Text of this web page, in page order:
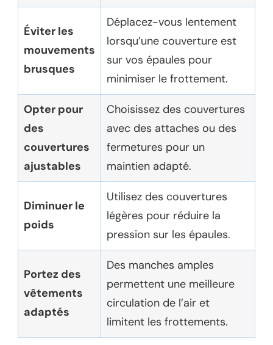
Éviter les
mouvements
brusques
Déplacez-vous lentement
lorsqu’une couverture est
sur vos épaules pour
minimiser le frottement.
Opter pour
des
couvertures
ajustables
Choisissez des couvertures
avec des attaches ou des
fermetures pour un
maintien adapté.
Diminuer le
poids
Utilisez des couvertures
légères pour réduire la
pression sur les épaules.
Portez des
vêtements
adaptés
Des manches amples
permettent une meilleure
circulation de l’air et
limitent les frottements.